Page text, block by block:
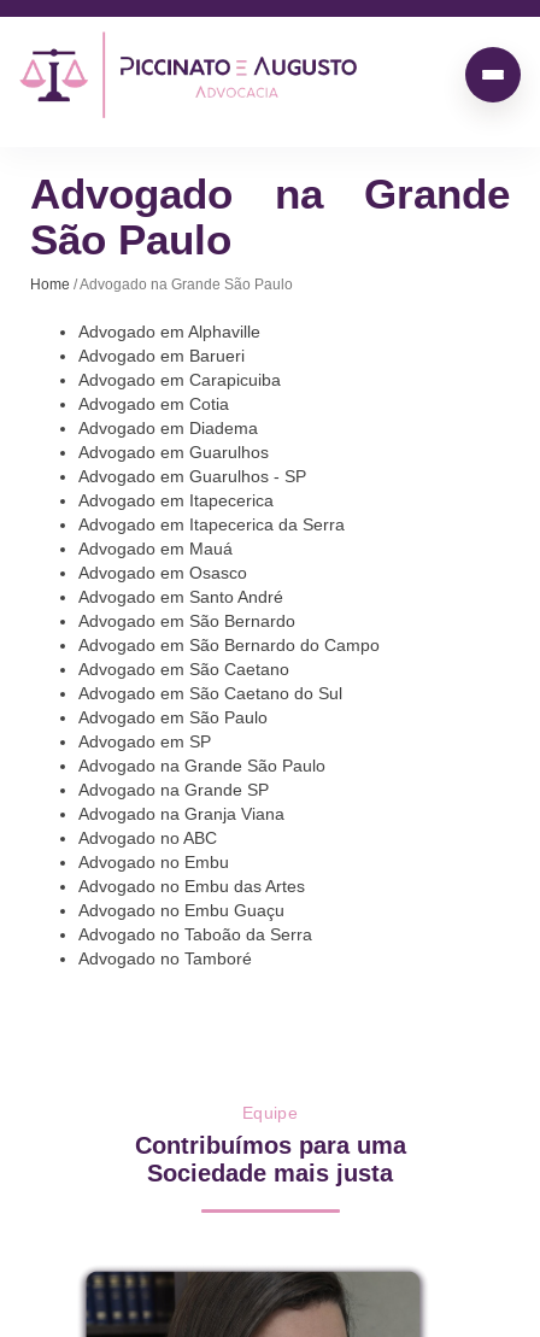
Advogado na Grande
São Paulo
Home / Advogado na Grande São Paulo
Advogado em Alphaville
Advogado em Barueri
Advogado em Carapicuiba
Advogado em Cotia
Advogado em Diadema
Advogado em Guarulhos
Advogado em Guarulhos - SP
Advogado em Itapecerica
Advogado em Itapecerica da Serra
Advogado em Mauá
Advogado em Osasco
Advogado em Santo André
Advogado em São Bernardo
Advogado em São Bernardo do Campo
Advogado em São Caetano
Advogado em São Caetano do Sul
Advogado em São Paulo
Advogado em SP
Advogado na Grande São Paulo
Advogado na Grande SP
Advogado na Granja Viana
Advogado no ABC
Advogado no Embu
Advogado no Embu das Artes
Advogado no Embu Guaçu
Advogado no Taboão da Serra
Advogado no Tamboré
Equipe
Contribuímos para uma
Sociedade mais justa